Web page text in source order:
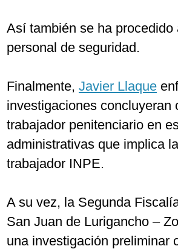
Así también se ha
personal de seguridad.
Finalmente, Javier Llaque
investigaciones concluyeran
trabajador penitenciario en
administrativas que implica
trabajador INPE.
A su vez, la Segunda
San Juan de Lurigancho –
una investigación preliminar